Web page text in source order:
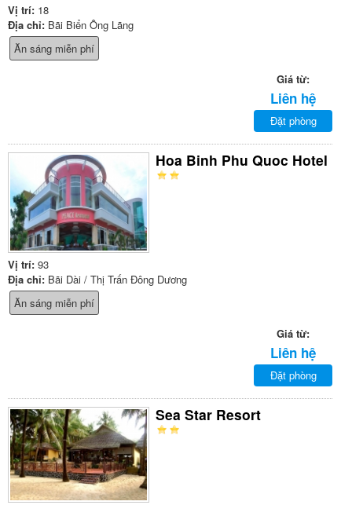
Vị trí: 18
Địa chỉ: Bãi Biển Ông Lãng
Ăn sáng miễn phí
Giá từ:
Liên hệ
Đặt phòng
Hoa Binh Phu Quoc Hotel
Vị trí: 93
Địa chỉ: Bãi Dài / Thị Trấn Đông Dương
Ăn sáng miễn phí
Giá từ:
Liên hệ
Đặt phòng
Sea Star Resort